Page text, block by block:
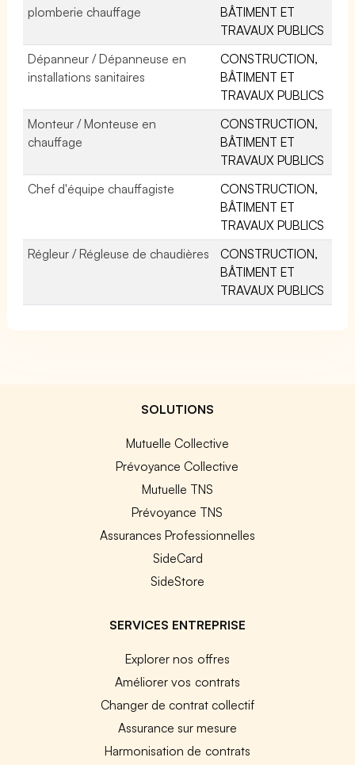
plomberie chauffage
BÂTIMENT ET
TRAVAUX PUBLICS
Dépanneur / Dépanneuse en
installations sanitaires
CONSTRUCTION,
BÂTIMENT ET
TRAVAUX PUBLICS
Monteur / Monteuse en
chauffage
CONSTRUCTION,
BÂTIMENT ET
TRAVAUX PUBLICS
Chef d'équipe chauffagiste
CONSTRUCTION,
BÂTIMENT ET
TRAVAUX PUBLICS
Régleur / Régleuse de chaudières
CONSTRUCTION,
BÂTIMENT ET
TRAVAUX PUBLICS
SOLUTIONS
Mutuelle Collective
Prévoyance Collective
Mutuelle TNS
Prévoyance TNS
Assurances Professionnelles
SideCard
SideStore
SERVICES ENTREPRISE
Explorer nos offres
Améliorer vos contrats
Changer de contrat collectif
Assurance sur mesure
Harmonisation de contrats